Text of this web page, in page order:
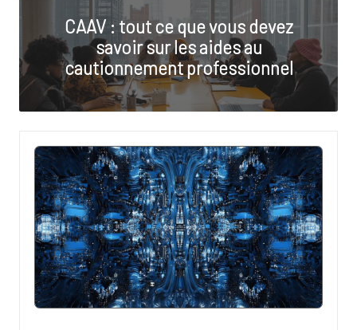
t
u
d
o
CAAV : tout ce que vous devez
savoir sur les aides au
cautionnement professionnel